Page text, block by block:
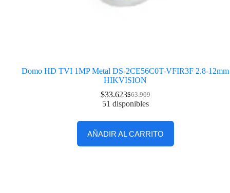
Domo HD TVI 1MP Metal DS-2CE56C0T-VFIR3F 2.8-12mm
HIKVISION
$63.909
$33.623
51 disponibles
AÑADIR AL CARRITO